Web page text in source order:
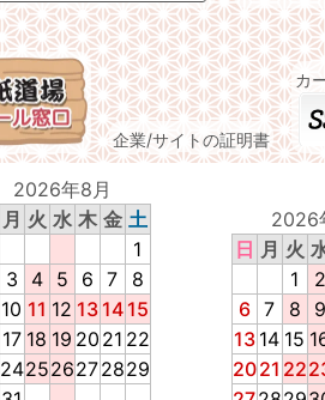
企業/サイトの証明書
カ
2026年8月
月 火 水 木 金 土
1
3 4 5 6 7
8
10 11 12 13 14 15
17 18 19 20 21 22
242526272829
2026
日 月 火
1
2
6 7 8 9
13 14 15
2021 22